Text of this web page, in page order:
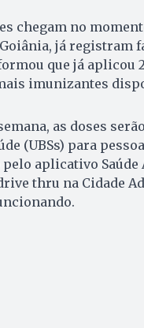
chegam no
já registram
que já aplicou
imunizantes
as doses
(UBSs) para
aplicativo
thru na Cidade